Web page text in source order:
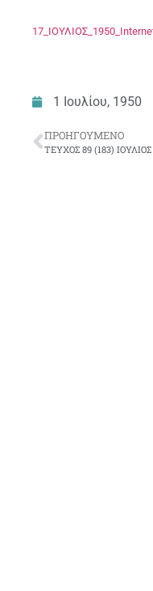
1 Ιουλίου, 1950
ΠΡΟΗΓΟΎΜΕΝΟ
ΤΕΥΧΟΣ 89 (183)